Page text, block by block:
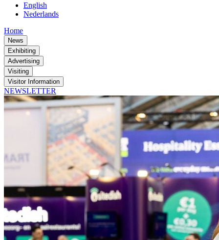
English
Nederlands
Home
News
Exhibiting
Advertising
Visiting
Visitor Information
NEWSLETTER